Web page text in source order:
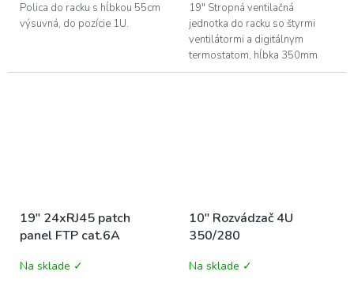
Polica do racku s hĺbkou 55cm
výsuvná, do pozície 1U.
19" Stropná ventilačná
jednotka do racku so štyrmi
ventilátormi a digitálnym
termostatom, hĺbka 350mm
19" 24xRJ45 patch
panel FTP cat.6A
Na sklade ✓
10" Rozvádzač 4U
350/280
Na sklade ✓